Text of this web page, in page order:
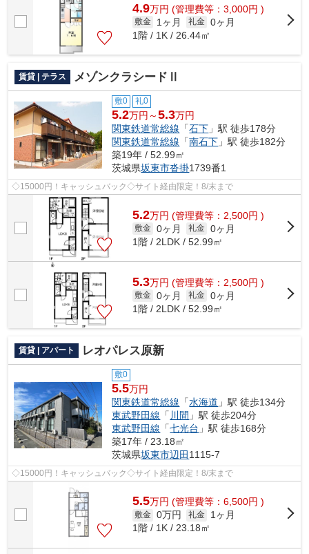
4.9万円 (管理費等：3,000円 )
敷金 1ヶ月 礼金 0ヶ月
1階 / 1K / 26.44㎡
賃貸 | テラス メゾンクラシードⅡ
敷0 礼0
5.2万円～5.3万円
関東鉄道常総線 「石下 」駅 徒歩178分
関東鉄道常総線 「南石下 」駅 徒歩182分
築19年 / 52.99㎡
茨城県坂東市沓掛1739番1
◇15000円！キャッシュバック◇サイト経由限定！8/末まで
5.2万円 (管理費等：2,500円 )
敷金 0ヶ月 礼金 0ヶ月
1階 / 2LDK / 52.99㎡
5.3万円 (管理費等：2,500円 )
敷金 0ヶ月 礼金 0ヶ月
1階 / 2LDK / 52.99㎡
賃貸 | アパート レオパレス原新
敷0
5.5万円
関東鉄道常総線 「水海道 」駅 徒歩134分
東武野田線 「 川間 」駅 徒歩204分
東武野田線 「七光台 」駅 徒歩168分
築17年 / 23.18㎡
茨城県坂東市辺田 1115-7
◇15000円！キャッシュバック◇サイト経由限定！8/末まで
5.5万円 (管理費等：6,500円 )
敷金 0万円 礼金
1ヶ月
1階 / 1K / 23.18㎡